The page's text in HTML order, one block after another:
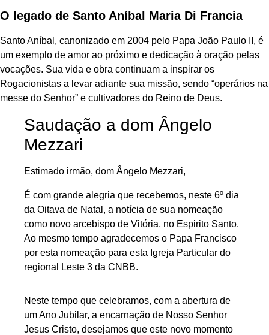
O legado de Santo Aníbal Maria Di Francia
Santo Aníbal, canonizado em 2004 pelo Papa João Paulo II, é
um exemplo de amor ao próximo e dedicação à oração pelas
vocações. Sua vida e obra continuam a inspirar os
Rogacionistas a levar adiante sua missão, sendo “operários na
messe do Senhor” e cultivadores do Reino de Deus.
Saudação a dom Ângelo
Mezzari
Estimado irmão, dom Ângelo Mezzari,
É com grande alegria que recebemos, neste 6º dia
da Oitava de Natal, a notícia de sua nomeação
como novo arcebispo de Vitória, no Espirito Santo.
Ao mesmo tempo agradecemos o Papa Francisco
por esta nomeação para esta Igreja Particular do
regional Leste 3 da CNBB.
Neste tempo que celebramos, com a abertura de
um Ano Jubilar, a encarnação de Nosso Senhor
Jesus Cristo, desejamos que este novo momento